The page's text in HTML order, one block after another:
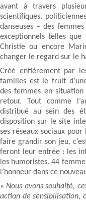
avant à travers
scientifiques,
danseuses – des
exceptionnels telles que
Christie ou encore
changer le regard sur le
Créé entièrement par
familles est le fruit
des femmes en
retour. Tout comme
distribué au sein des
disposition sur le site
ses réseaux sociaux pour
faire grandir son jeu,
feront leur entrée : les
les humoristes. 44
l’honneur dans ce
«Nous avons souhaité,
action de sensibilisation,